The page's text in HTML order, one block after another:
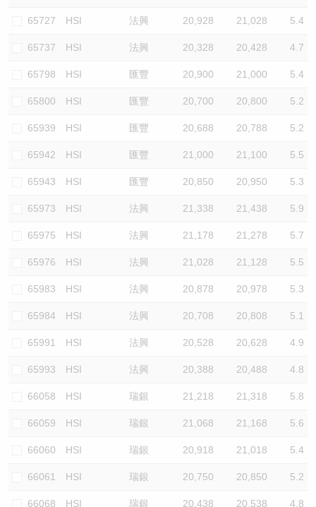
65727 HSI 法興 20,928 21,028 5.4
65737 HSI 法興 20,328 20,428 4.7
65798 HSI 匯豐 20,900 21,000 5.4
65800 HSI 匯豐 20,700 20,800 5.2
65939 HSI 匯豐 20,688 20,788 5.2
65942 HSI 匯豐 21,000 21,100 5.5
65943 HSI 匯豐 20,850 20,950 5.3
65973 HSI 法興 21,338 21,438 5.9
65975 HSI 法興 21,178 21,278 5.7
65976 HSI 法興 21,028 21,128 5.5
65983 HSI 法興 20,878 20,978 5.3
65984 HSI 法興 20,708 20,808 5.1
65991 HSI 法興 20,528 20,628 4.9
65993 HSI 法興 20,388 20,488 4.8
66058 HSI 瑞銀 21,218 21,318 5.8
66059 HSI 瑞銀 21,068 21,168 5.6
66060 HSI 瑞銀 20,918 21,018 5.4
66061 HSI 瑞銀 20,750 20,850 5.2
66068 HSI 瑞銀 20,438 20,538 4.8